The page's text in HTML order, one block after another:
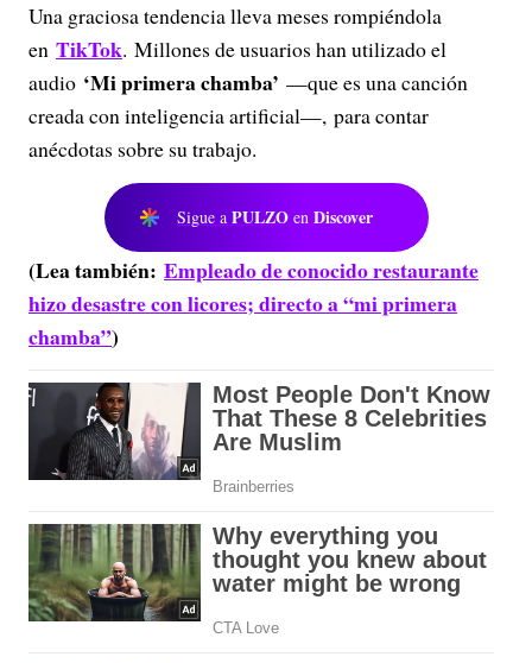
Una graciosa tendencia lleva meses rompiéndola
en TikTok. Millones de usuarios han utilizado el
audio ‘Mi primera chamba’ —que es una canción
creada con inteligencia artificial—, para contar
anécdotas sobre su trabajo.
Sigue a PULZO en Discover
(Lea también: Empleado de conocido restaurante
hizo desastre con licores; directo a “mi primera
chamba”)